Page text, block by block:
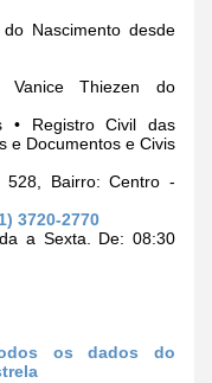
Nascimento desde
Vanice Thiezen do
• Registro Civil das
e Documentos e Civis
528, Bairro: Centro -
3720-2770
a Sexta. De: 08:30
os dados do